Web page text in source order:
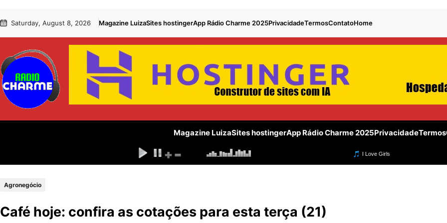
para
conteúdo
to Saturday, August 8, 2026 Magazine LuizaSites hostingerApp Rádio Charme 2025PrivacidadeTermosContatoHome
Magazine LuizaSites hostingerApp Rádio Charme 2025PrivacidadeTermos
Agronegócio
Café hoje: confira as cotações para esta terça (21)